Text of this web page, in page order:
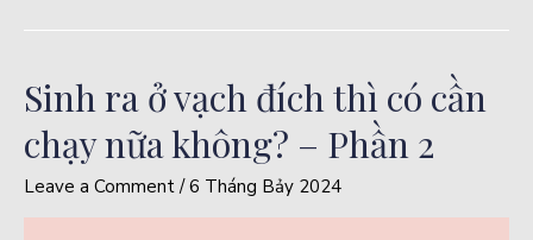
Sinh ra ở vạch đích thì có cần
chạy nữa không? – Phần 2
Leave a Comment /6 Tháng Bảy 2024